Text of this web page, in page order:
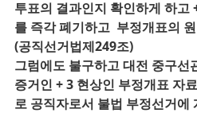
투표의 결과인지 확인하게 하고
를 즉각 폐기하고 부정개표의
(공직선거법제249조)
그럼에도 불구하고 대전 중구선
증거인 + 3 현상인 부정개표 자
로 공직자로서 불법 부정선거에